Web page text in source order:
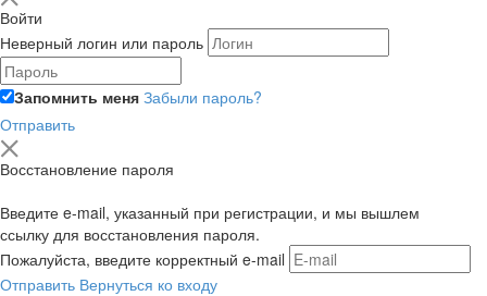
Войти
Неверный логин или пароль
Запомнить меня Забыли пароль?
Отправить
Восстановление пароля
Введите e-mail, указанный при регистрации, и мы вышлем
ссылку для восстановления пароля.
Пожалуйста, введите корректный e-mail
Отправить Вернуться ко входу